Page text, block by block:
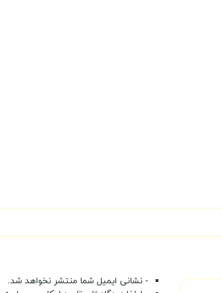
- نشانی ایمیل شما منتشر نخواهد شد.